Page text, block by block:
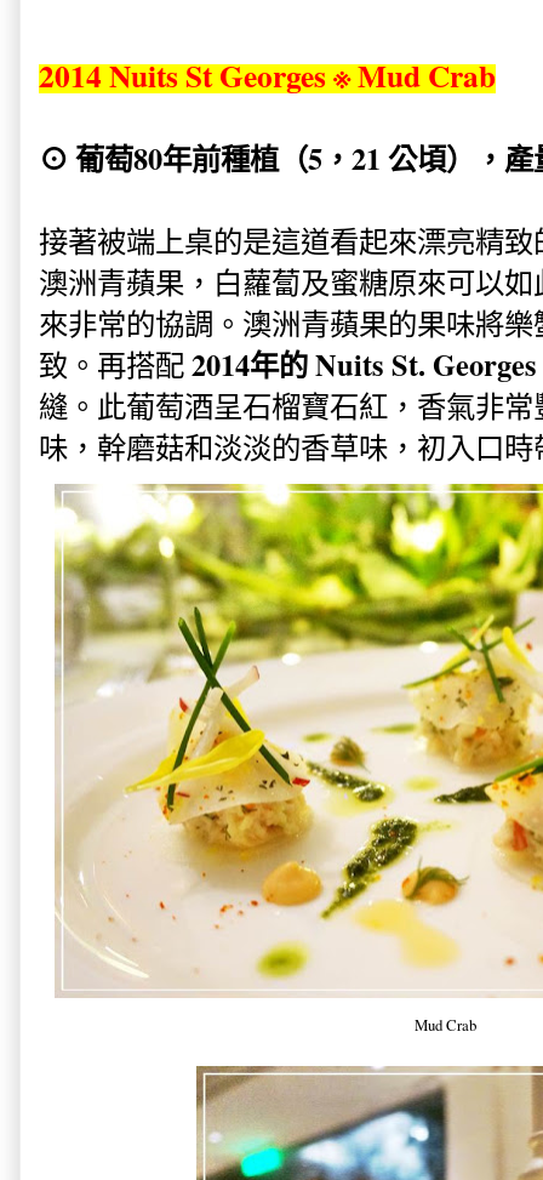
2014 Nuits St Georges ※ Mud Crab
⊙ 葡萄80年前種植（5，21 公頃），產
接著被端上桌的是這道看起來漂亮精
澳洲青蘋果，白蘿蔔及蜜糖原來可以
來非常的協調。 澳洲青蘋果的果味將
致。再搭配2014年的 Nuits St. Georges
縫。此葡萄酒呈石榴寶石紅，香氣非
味，幹磨菇和淡淡的香草味，初入口
Mud Crab